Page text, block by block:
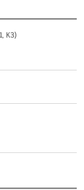
K3)